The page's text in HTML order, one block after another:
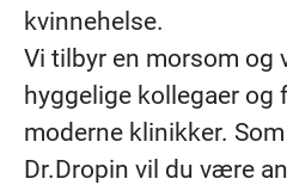
kvinnehelse.
Vi tilbyr en morsom og
hyggelige kollegaer
moderne klinikker.
Dr.Dropin vil du være